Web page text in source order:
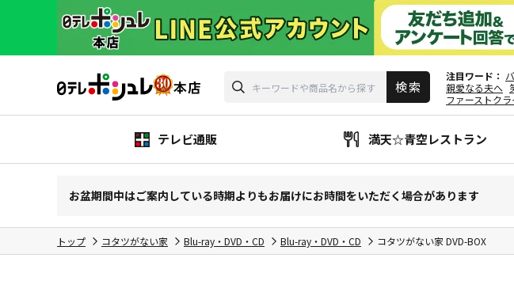
注目ワード
親愛なる夫へ
ファーストクラ
テレビ通販 満天☆青空レストラン
お盆期間中はご案内している時期よりもお届けにお時間をいただく場合があります
トップ コタツがない家 Blu-ray・DVD・CD Blu-ray・DVD・CD コタツがない家 DVD-BOX